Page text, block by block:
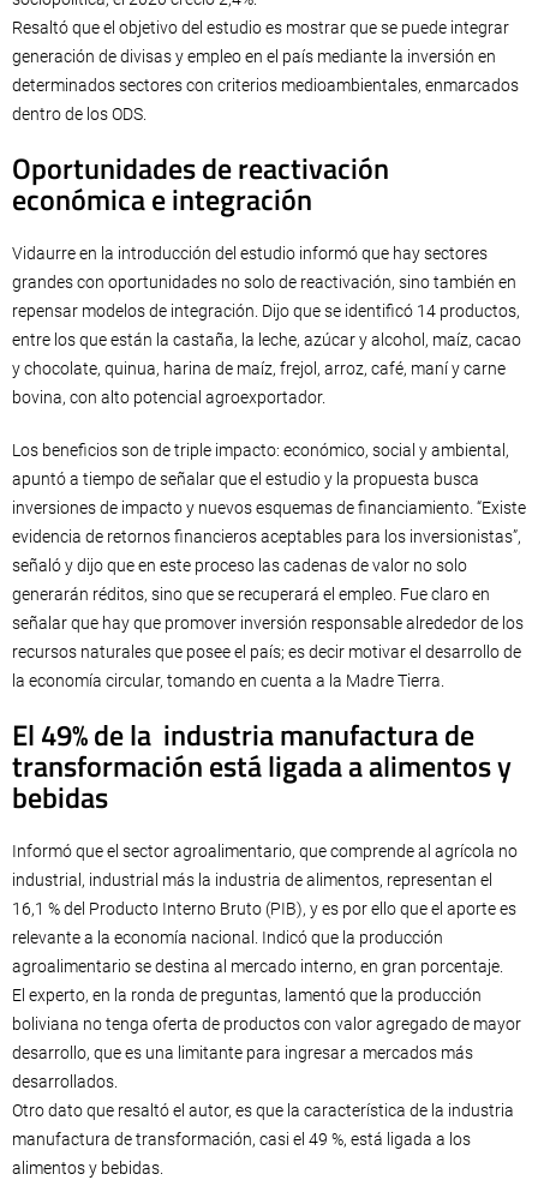
Resaltó que el objetivo del estudio es mostrar que se puede integrar
generación de divisas y empleo en el país mediante la inversión en
determinados sectores con criterios medioambientales, enmarcados
dentro de los ODS.
Oportunidades de reactivación
económica e integración
Vidaurre en la introducción del estudio informó que hay sectores
grandes con oportunidades no solo de reactivación, sino también en
repensar modelos de integración. Dijo que se identificó 14 productos,
entre los que están la castaña, la leche, azúcar y alcohol, maíz, cacao
y chocolate, quinua, harina de maíz, frejol, arroz, café, maní y carne
bovina, con alto potencial agroexportador.
Los beneficios son de triple impacto: económico, social y ambiental,
apuntó a tiempo de señalar que el estudio y la propuesta busca
inversiones de impacto y nuevos esquemas de financiamiento. “Existe
evidencia de retornos financieros aceptables para los inversionistas”,
señaló y dijo que en este proceso las cadenas de valor no solo
generarán réditos, sino que se recuperará el empleo. Fue claro en
señalar que hay que promover inversión responsable alrededor de los
recursos naturales que posee el país; es decir motivar el desarrollo de
la economía circular, tomando en cuenta a la Madre Tierra.
El 49% de la industria manufactura de
transformación está ligada a alimentos y
bebidas
Informó que el sector agroalimentario, que comprende al agrícola no
industrial, industrial más la industria de alimentos, representan el
16,1 % del Producto Interno Bruto (PIB), y es por ello que el aporte es
relevante a la economía nacional. Indicó que la producción
agroalimentario se destina al mercado interno, en gran porcentaje.
El experto, en la ronda de preguntas, lamentó que la producción
boliviana no tenga oferta de productos con valor agregado de mayor
desarrollo, que es una limitante para ingresar a mercados más
desarrollados.
Otro dato que resaltó el autor, es que la característica de la industria
manufactura de transformación, casi el 49 %, está ligada a los
alimentos y bebidas.